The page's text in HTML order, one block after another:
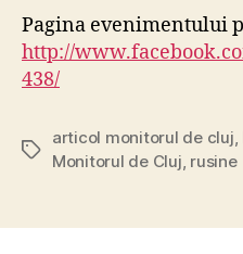
Pagina evenimentului
http://
438/
Tags
articol monitorul de cluj
Monitorul de Cluj rusine